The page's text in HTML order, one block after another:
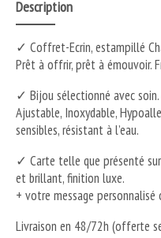
Description
✓ Coffret-Ecrin, estampillé
Prêt à offrir, prêt à émouvoir.
✓ Bijou sélectionné avec
Ajustable, Inoxydable,
sensibles, résistant à l’eau.
✓ Carte telle que présenté
et brillant, finition luxe.
+ votre message
Livraison en 48/72h (offerte